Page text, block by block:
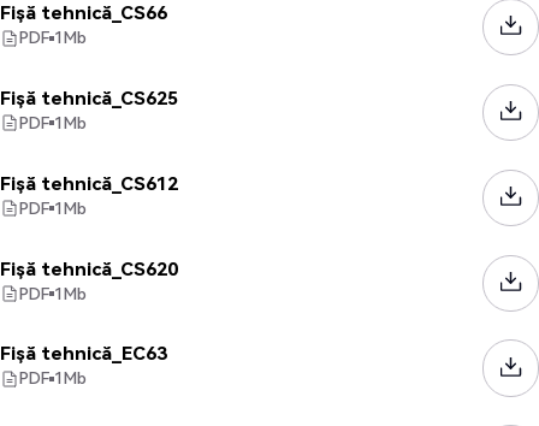
Fișă tehnică_CS66
PDF 1Mb
Fișă tehnică_CS625
PDF 1Mb
Fișă tehnică_CS612
PDF 1Mb
Fișă tehnică_CS620
PDF 1Mb
Fișă tehnică_EC63
PDF 1Mb